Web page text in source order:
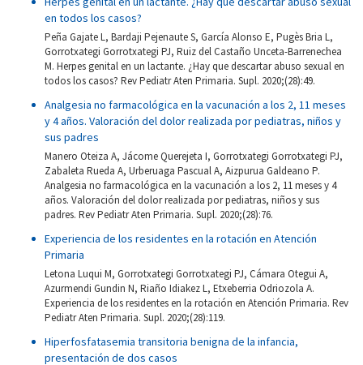
en todos los casos?
Peña Gajate L, Bardaji Pejenaute S, García Alonso E, Pugès Bria L,
Gorrotxategi Gorrotxategi PJ, Ruiz del Castaño Unceta-Barrenechea
M. Herpes genital en un lactante. ¿Hay que descartar abuso sexual en
todos los casos? Rev Pediatr Aten Primaria. Supl. 2020;(28):49.
Analgesia no farmacológica en la vacunación a los 2, 11 meses
y 4 años. Valoración del dolor realizada por pediatras, niños y
sus padres
Manero Oteiza A, Jácome Querejeta I, Gorrotxategi Gorrotxategi PJ,
Zabaleta Rueda A, Urberuaga Pascual A, Aizpurua Galdeano P.
Analgesia no farmacológica en la vacunación a los 2, 11 meses y 4
años. Valoración del dolor realizada por pediatras, niños y sus
padres. Rev Pediatr Aten Primaria. Supl. 2020;(28):76.
Experiencia de los residentes en la rotación en Atención
Primaria
Letona Luqui M, Gorrotxategi Gorrotxategi PJ, Cámara Otegui A,
Azurmendi Gundin N, Riaño Idiakez L, Etxeberria Odriozola A.
Experiencia de los residentes en la rotación en Atención Primaria. Rev
Pediatr Aten Primaria. Supl. 2020;(28):119.
Hiperfosfatasemia transitoria benigna de la infancia,
presentación de dos casos